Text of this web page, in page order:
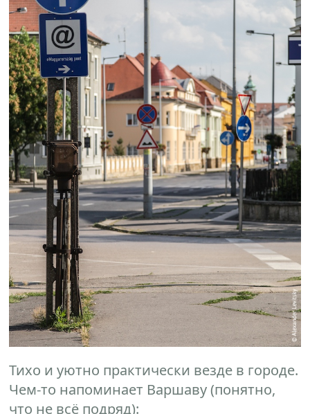
Тихо и уютно практически везде в городе.
Чем-то напоминает Варшаву (понятно,
что не всё подряд):